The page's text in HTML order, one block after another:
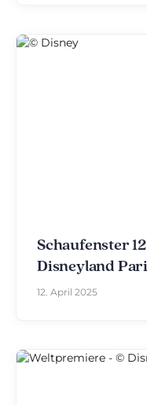
Schaufenster
Disneyland
12. April 2025